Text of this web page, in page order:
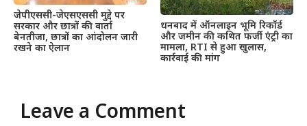
जेपीएससी-जेएसएससी मुद्दे पर
सरकार और छात्रों की वार्ता
बेनतीजा, छात्रों का आंदोलन जारी
रखने का ऐलान
धनबाद में ऑनलाइन भूमि रिकॉर्ड
और जमीन की कथित फर्जी एंट्री का
मामला, RTI से हुआ खुलास,
कार्रवाई की मांग
Leave a Comment